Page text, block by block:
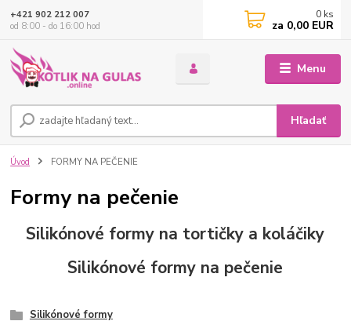
Menu
Hľadať
+421 902 212 007
od 8:00 - do 16:00 hod
0 ks
za 0,00 EUR
Úvod FORMY NA PEČENIE
Formy na pečenie
Silikónové formy na tortičky a koláčiky
Silikónové formy na pečenie
Silikónové formy